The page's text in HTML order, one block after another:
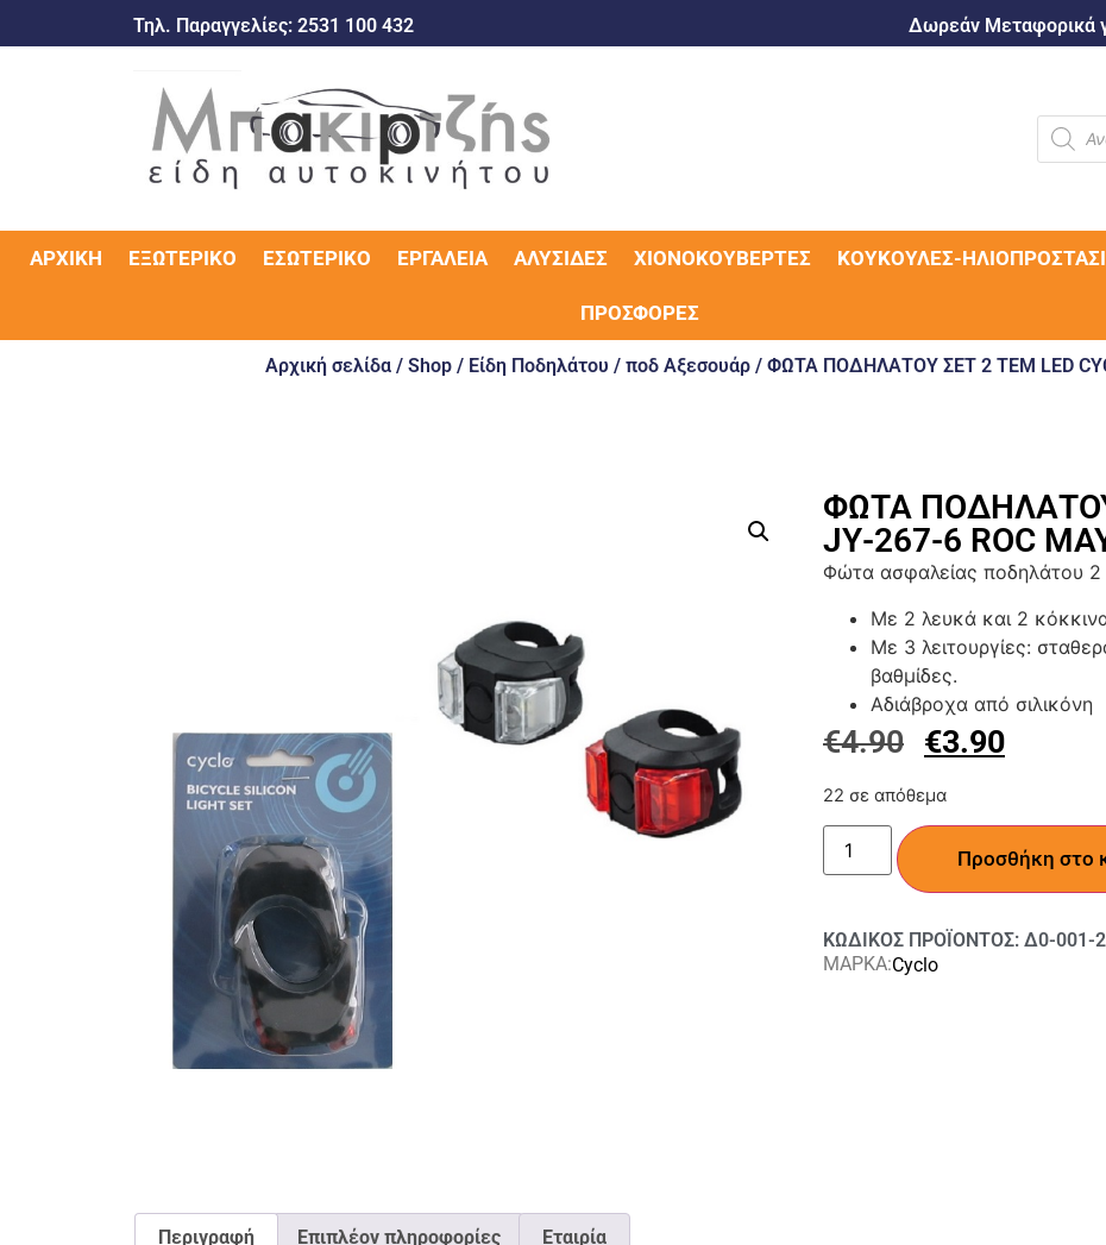
Τηλ. Παραγγελίες: 2531 100 432 Δωρεάν Μεταφορικά
ΑΡΧΙΚΉ ΕΞΩΤΕΡΙΚΌ ΕΣΩΤΕΡΙΚΌ ΕΡΓΑΛΕΊΑ ΑΛΥΣΊΔΕΣ ΧΙΟΝΟΚΟΥΒΈΡΤΕΣ ΚΟΥΚΟΎΛΕΣ-
ΠΡΟΣΦΟΡΈΣ
Αρχική σελίδα / Shop / Είδη Ποδηλάτου / ποδ Αξεσουάρ / ΦΩΤΑ ΠΟΔΗΛΑΤΟΥ ΣΕΤ 2 ΤΕΜ LED
ΦΩΤΑ ΠΟΔΗΛΑΤΟΥ
JΥ-267-6 ROC
Φώτα ασφαλείας ποδηλάτου
Με 2 λευκά και 2
Με 3 λειτουργίες:
βαθμίδες.
Αδιάβροχα από σιλικόνη
€4.90 €3.90
22 σε απόθεμα
Προσθήκη στο
ΚΩΔΙΚΟΣ ΠΡΟΪΟΝΤΟΣ: Δ0-001-
ΜΑΡΚΑ:Cyclo
Περιγραφή Επιπλέον πληροφορίες Εταιρία